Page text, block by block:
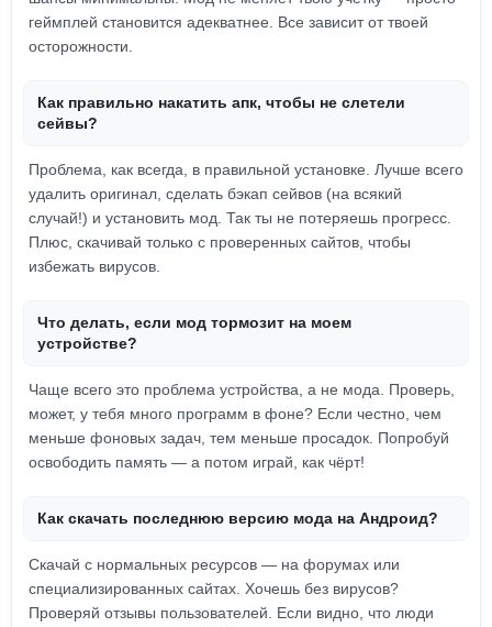
геймплей становится адекватнее. Все зависит от твоей
осторожности.
Как правильно накатить апк, чтобы не слетели
сейвы?
Проблема, как всегда, в правильной установке. Лучше всего
удалить оригинал, сделать бэкап сейвов (на всякий
случай!) и установить мод. Так ты не потеряешь прогресс.
Плюс, скачивай только с проверенных сайтов, чтобы
избежать вирусов.
Что делать, если мод тормозит на моем
устройстве?
Чаще всего это проблема устройства, а не мода. Проверь,
может, у тебя много программ в фоне? Если честно, чем
меньше фоновых задач, тем меньше просадок. Попробуй
освободить память — а потом играй, как чёрт!
Как скачать последнюю версию мода на Андроид?
Скачай с нормальных ресурсов — на форумах или
специализированных сайтах. Хочешь без вирусов?
Проверяй отзывы пользователей. Если видно, что люди